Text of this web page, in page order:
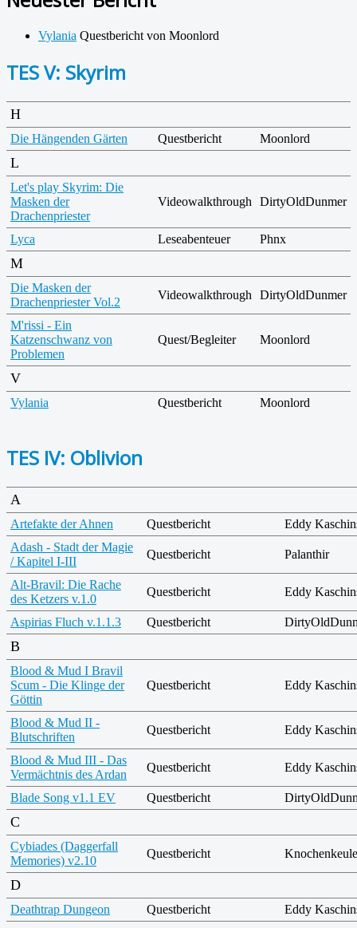
Vylania Questbericht von Moonlord
TES V: Skyrim
H
Die Hängenden Gärten Questbericht Moonlord
L
Let's play Skyrim: Die
Masken der
Drachenpriester
Videowalkthrough DirtyOldDunmer
Lyca Leseabenteuer Phnx
M
Die Masken der
Drachenpriester Vol.2
Videowalkthrough DirtyOldDunmer
M'rissi - Ein
Katzenschwanz von
Problemen
Quest/Begleiter Moonlord
V
Vylania Questbericht Moonlord
TES IV: Oblivion
A
Artefakte der Ahnen Questbericht
Eddy
Adash - Stadt der Magie
/ Kapitel I-III
Questbericht Palanthir
Alt-Bravil: Die Rache
des Ketzers v.1.0
Questbericht Eddy
Aspirias Fluch v.1.1.3 Questbericht
B
Blood & Mud I Bravil
Scum - Die Klinge der
Göttin
Questbericht Eddy
Blood & Mud II -
Blutschriften
Questbericht Eddy
Blood & Mud III - Das
Vermächtnis des Ardan
Questbericht Eddy
Blade Song v1.1 EV Questbericht
C
Cybiades (Daggerfall
Memories) v2.10
Questbericht Knochenkeule
D
Deathtrap Dungeon Questbericht
Eddy